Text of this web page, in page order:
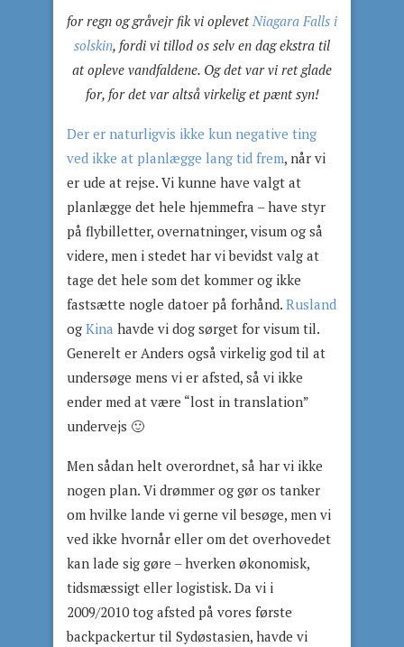
for regn og gråvejr fik vi oplevetNiagara Falls i
solskin, fordi vi tillod os selv en dag ekstra til
at opleve vandfaldene. Og det var vi ret glade
for, for det var altså virkelig et pænt syn!
Der er naturligvis ikke kun negative ting
ved ikke at planlægge lang tid frem, når vi
er ude at rejse. Vi kunne have valgt at
planlægge det hele hjemmefra – have styr
på flybilletter, overnatninger, visum og så
videre, men i stedet har vi bevidst valg at
tage det hele som det kommer og ikke
fastsætte nogle datoer på forhånd. Rusland
og Kina havde vi dog sørget for visum til.
Generelt er Anders også virkelig god til at
undersøge mens vi er afsted, så vi ikke
ender med at være “lost in translation”
undervejs 🙂
Men sådan helt overordnet, så har vi ikke
nogen plan. Vi drømmer og gør os tanker
om hvilke lande vi gerne vil besøge, men vi
ved ikke hvornår eller om det overhovedet
kan lade sig gøre – hverken økonomisk,
tidsmæssigt eller logistisk. Da vi i
2009/2010 tog afsted på vores første
backpackertur til Sydøstasien, havde vi